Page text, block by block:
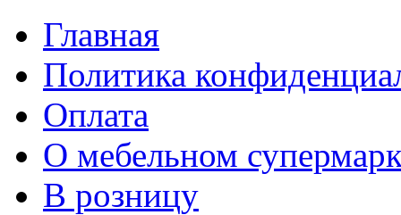
Главная
Политика
Оплата
О мебельном
В розницу